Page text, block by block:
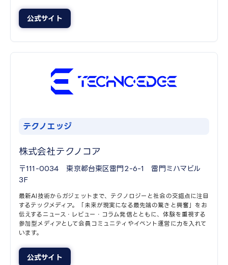
公式サイト
テクノエッジ
株式会社テクノコア
〒111-0034 東京都台東区雷門2-6-1 雷門ミハマビル
3F
最新AI技術からガジェットまで、テクノロジーと社会の交錯点に注目
するテックメディア。「未来が現実になる最先端の驚きと興奮」をお
伝えするニュース・レビュー・コラム発信とともに、体験を重視する
参加型メディアとして会員コミュニティやイベント運営に力を入れて
います。
公式サイト